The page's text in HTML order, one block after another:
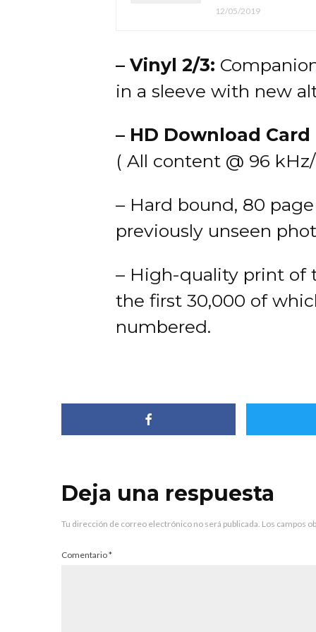
12/05/2019
– Vinyl 2/3:
in a sleeve with new
– HD Download Card
( All content @ 96
– Hard bound, 80
previously unseen
– High-quality print of
the first 30,000 of
numbered.
Deja una respuesta
Tu dirección de correo electrónico no será publicada. Los campos
Comentario*